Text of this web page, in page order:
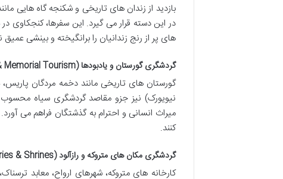
بازدید از زندان های تاریخی و شکنجه گاه هایی
در این دسته قرار می گیرد. این سفرها، کنجکاوی
های پر از رنج زندانیان را برانگیخته و بینشی
گردشگری گورستان و یادبودها (Grave & Memorial Tourism)
نیویورک) نیز جزو مقاصد گردشگری سیاه
میراث انسانی و احترام به گذشتگان فراهم می
کنند.
گردشگری مکان های متروکه و رازآلود (Dark Fun Factories & Shrines)
کارخانه های متروکه، شهرهای ارواح، معابد